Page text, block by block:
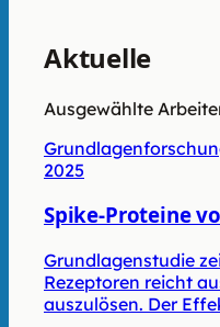
Aktuelle
Ausgewählte
2025
Spike-Proteine
Grundlagenstudie
Rezeptoren reicht
auszulösen. Der